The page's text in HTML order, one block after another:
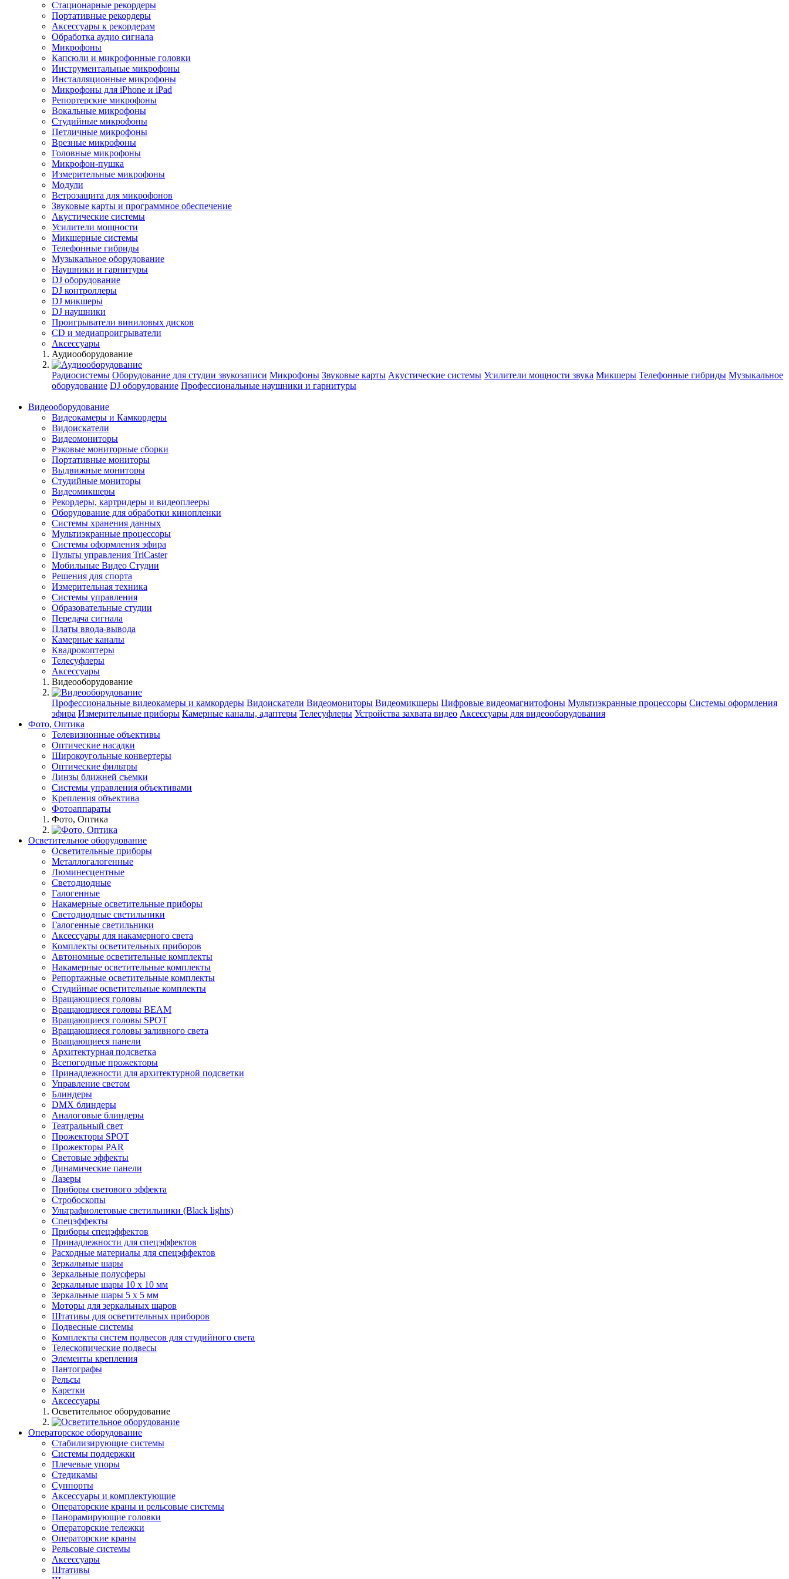
Стационарные рекордеры
Портативные рекордеры
Аксессуары к рекордерам
Обработка аудио сигнала
Микрофоны
Капсюли и микрофонные головки
Инструментальные микрофоны
Инсталляционные микрофоны
Микрофоны для iPhone и iPad
Репортерские микрофоны
Вокальные микрофоны
Студийные микрофоны
Петличные микрофоны
Врезные микрофоны
Головные микрофоны
Микрофон-пушка
Измерительные микрофоны
Модули
Ветрозащита для микрофонов
Звуковые карты и программное обеспечение
Акустические системы
Усилители мощности
Микшерные системы
Телефонные гибриды
Музыкальное оборудование
Наушники и гарнитуры
DJ оборудование
DJ контроллеры
DJ микшеры
DJ наушники
Проигрыватели виниловых дисков
СD и медиапроигрыватели
Аксессуары
Аудиооборудование
Радиосистемы Оборудование для студии звукозаписи Микрофоны Звуковые карты Акустические системы Усилители мощности звука Микшеры Телефонные гибриды Музыкальное
оборудование DJ оборудование Профессиональные наушники и гарнитуры
Видеооборудование
Видеокамеры и Камкордеры
Видоискатели
Видеомониторы
Рэковые мониторные сборки
Портативные мониторы
Выдвижные мониторы
Студийные мониторы
Видеомикшеры
Рекордеры, картридеры и видеоплееры
Оборудование для обработки кинопленки
Системы хранения данных
Мультиэкранные процессоры
Системы оформления эфира
Пульты управления TriCaster
Мобильные Видео Студии
Решения для спорта
Измерительная техника
Системы управления
Образовательные студии
Передача сигнала
Платы ввода-вывода
Камерные каналы
Квадрокоптеры
Телесуфлеры
Аксессуары
Видеооборудование
Профессиональные видеокамеры и камкордеры Видоискатели Видеомониторы Видеомикшеры Цифровые видеомагнитофоны Мультиэкранные процессоры Системы оформления
эфира Измерительные приборы Камерные каналы, адаптеры Телесуфлеры Устройства захвата видео Аксессуары для видеооборудования
Фото, Оптика
Телевизионные объективы
Оптические насадки
Широкоугольные конвертеры
Оптические фильтры
Линзы ближней съемки
Системы управления объективами
Крепления объектива
Фотоаппараты
Фото, Оптика
Осветительное оборудование
Осветительные приборы
Металлогалогенные
Люминесцентные
Светодиодные
Галогенные
Накамерные осветительные приборы
Светодиодные светильники
Галогенные светильники
Аксессуары для накамерного света
Комплекты осветительных приборов
Автономные осветительные комплекты
Накамерные осветительные комплекты
Репортажные осветительные комплекты
Студийные осветительные комплекты
Вращающиеся головы
Вращающиеся головы BEAM
Вращающиеся головы SPOT
Вращающиеся головы заливного света
Вращающиеся панели
Архитектурная подсветка
Всепогодные прожекторы
Принадлежности для архитектурной подсветки
Управление светом
Блиндеры
DMX блиндеры
Аналоговые блиндеры
Театральный свет
Прожекторы SPOT
Прожекторы PAR
Световые эффекты
Динамические панели
Лазеры
Приборы светового эффекта
Стробоскопы
Ультрафиолетовые светильники (Black lights)
Спецэффекты
Приборы спецэффектов
Принадлежности для спецэффектов
Расходные материалы для спецэффектов
Зеркальные шары
Зеркальные полусферы
Зеркальные шары 10 х 10 мм
Зеркальные шары 5 х 5 мм
Моторы для зеркальных шаров
Штативы для осветительных приборов
Подвесные системы
Комплекты систем подвесов для студийного света
Телескопические подвесы
Элементы крепления
Пантографы
Рельсы
Каретки
Аксессуары
Осветительное оборудование
Операторское оборудование
Стабилизирующие системы
Системы поддержки
Плечевые упоры
Стедикамы
Суппорты
Аксессуары и комплектующие
Операторские краны и рельсовые системы
Панорамирующие головки
Операторские тележки
Операторские краны
Рельсовые системы
Аксессуары
Штативы